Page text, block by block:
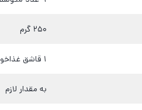
۲۵۰ گرم
۱ قاشق غذاخوری
به مقدار لازم